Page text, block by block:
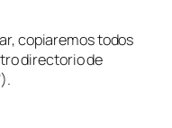
copiaremos todos
directorio de